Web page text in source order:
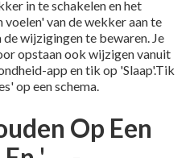
in te schakelen en het
van de wekker aan te
wijzigingen te bewaren. Je
opstaan ook wijzigen vanuit
app en tik op 'Slaap'.Tik
op een schema.
Op Een